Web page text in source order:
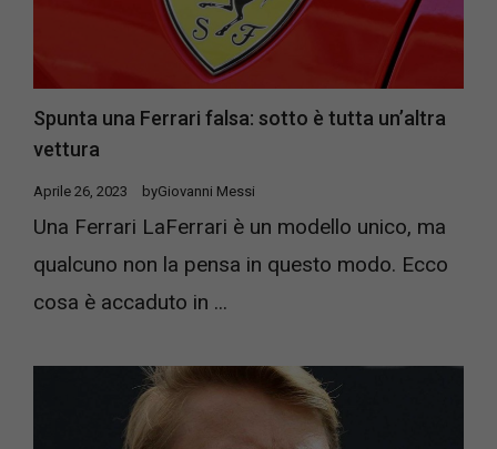
Spunta una Ferrari falsa: sotto è tutta un’altra
vettura
Aprile 26, 2023 byGiovanni Messi
Una Ferrari LaFerrari è un modello unico, ma
qualcuno non la pensa in questo modo. Ecco
cosa è accaduto in ...